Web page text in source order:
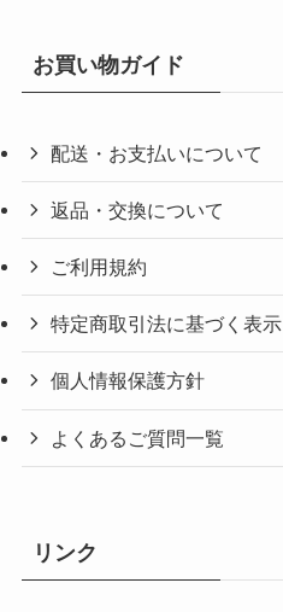
お買い物ガイド
配送・お支払いについて
返品・交換について
ご利用規約
特定商取引法に基づく表示
個人情報保護方針
よくあるご質問一覧
リンク